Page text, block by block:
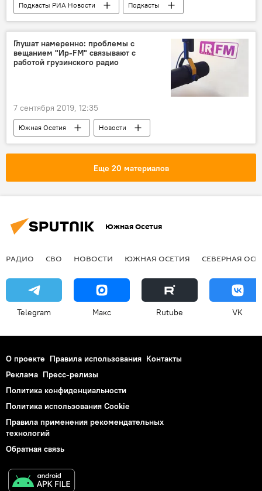
Подкасты РИА Новости
Подкасты
Радио
Глушат намеренно: проблемы с
вещанием "Ир-FM" связывают с
работой грузинского радио
7 сентября 2019, 12:35
Южная Осетия Новости
Еще 20 материалов
Южная Осетия
РАДИО СВО НОВОСТИ ЮЖНАЯ ОСЕТИЯ СЕВЕРНАЯ
Telegram Макс Rutube VK
О проекте Правила использования Контакты
Реклама Пресс-релизы
Политика конфиденциальности
Политика использования Cookie
Правила применения рекомендательных
технологий
Обратная связь